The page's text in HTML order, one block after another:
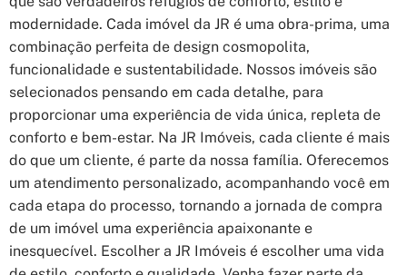
modernidade. Cada imóvel da JR é uma obra-prima, uma
combinação perfeita de design cosmopolita,
funcionalidade e sustentabilidade. Nossos imóveis são
selecionados pensando em cada detalhe, para
proporcionar uma experiência de vida única, repleta de
conforto e bem-estar. Na JR Imóveis, cada cliente é mais
do que um cliente, é parte da nossa família. Oferecemos
um atendimento personalizado, acompanhando você em
cada etapa do processo, tornando a jornada de compra
de um imóvel uma experiência apaixonante e
inesquecível. Escolher a JR Imóveis é escolher uma vida